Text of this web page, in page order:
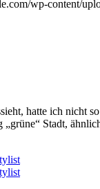
wp-content/
hatte ich nicht
Stadt,